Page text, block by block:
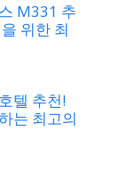
M331 추
위한 최
텔 추천!
는 최고의